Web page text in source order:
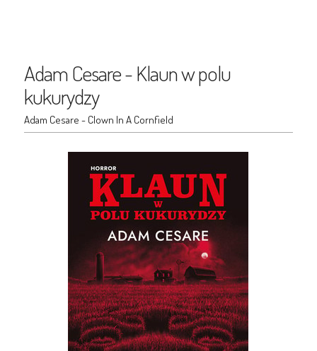
Adam Cesare - Klaun w polu
kukurydzy
Adam Cesare - Clown In A Cornfield